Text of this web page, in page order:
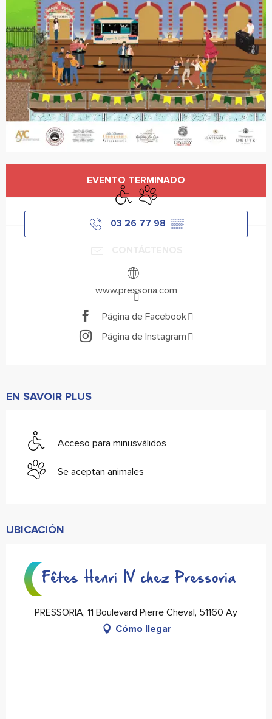
EVENTO TERMINADO
Acceso para minusválidos
Se aceptan animales
03 26 77 98 ▒▒
www.pressoria.com
Página de Facebook
Página de Instagram
EN SAVOIR PLUS
Acceso para minusválidos
Se aceptan animales
UBICACIÓN
Fêtes Henri IV chez Pressoria
PRESSORIA, 11 Boulevard Pierre Cheval, 51160 Ay
Cómo llegar